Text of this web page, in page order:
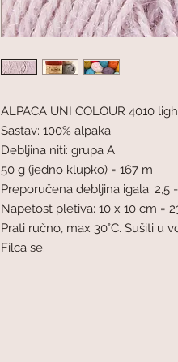
ALPACA UNI COLOUR 4010
Sastav: 100% alpaka
Debljina niti: grupa A
50 g (jedno klupko) = 167 m
Preporučena debljina igala: 2,5
Napetost pletiva: 10 x 10 cm =
Prati ručno, max 30°C. Sušiti u
Filca se.